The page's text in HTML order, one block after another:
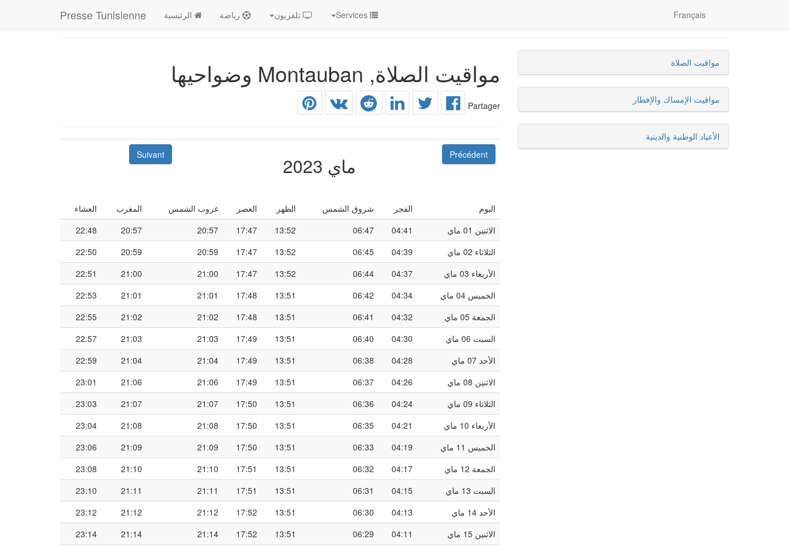
Presse Tunisienne الرئيسية رياضة تلفزيون Français
مواقيت الصلاة, Montauban وضواحيها
Partager
Précédent ماي 2023 Suivant
اليوم الفجر شروق الشمس الظهر العصر غروب الشمس المغرب
العشاء
الاثنين 01 ماي
04:41
06:47
13:52
17:47
20:57
20:57
22:48
الثلاثاء 02 ماي
04:39
06:45
13:52
17:47
20:59
20:59
22:50
الأربعاء 03 ماي
04:37
06:44
13:52
17:47
21:00
21:00
22:51
الخميس 04 ماي
04:34
06:42
13:51
17:48
21:01
21:01
22:53
الجمعة 05 ماي
04:32
06:41
13:51
17:48
21:02
21:02
22:55
السبت 06 ماي
04:30
06:40
13:51
17:49
21:03
21:03
22:57
الأحد 07 ماي
04:28
06:38
13:51
17:49
21:04
21:04
22:59
الاثنين 08 ماي
04:26
06:37
13:51
17:49
21:06
21:06
23:01
الثلاثاء 09 ماي
04:24
06:36
13:51
17:50
21:07
21:07
23:03
الأربعاء 10 ماي
04:21
06:35
13:51
17:50
21:08
21:08
23:04
الخميس 11 ماي
04:19
06:33
13:51
17:50
21:09
21:09
23:06
الجمعة 12 ماي
04:17
06:32
13:51
17:51
21:10
21:10
23:08
السبت 13 ماي
04:15
06:31
13:51
17:51
21:11
21:11
23:10
الأحد 14 ماي
04:13
06:30
13:51
17:52
21:12
21:12
23:12
الاثنين 15 ماي
04:11
06:29
13:51
17:52
21:14
21:14
23:14
مواقيت الصلاة
مواقيت الإمساك والإفطار
الأعياد الوطنية والدينية